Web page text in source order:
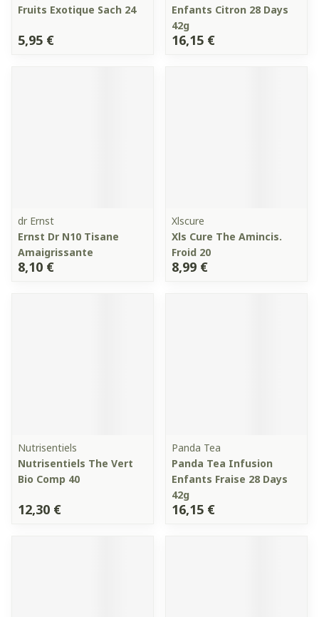
Fruits Exotique Sach 24
5,95 €
Enfants Citron 28 Days
42g
16,15 €
dr Ernst
Ernst Dr N10 Tisane
Amaigrissante
8,10 €
Xlscure
Xls Cure The Amincis.
Froid 20
8,99 €
Nutrisentiels
Nutrisentiels The Vert
Bio Comp 40
12,30 €
Panda Tea
Panda Tea Infusion
Enfants Fraise 28 Days
42g
16,15 €